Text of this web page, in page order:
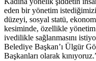
eden bir yönetim
düzeyi, sosyal statü,
kesiminde, özellikle
ivedilikle sağlanmasını
Belediye Başkan’ı Ülgür
Başkanları olarak